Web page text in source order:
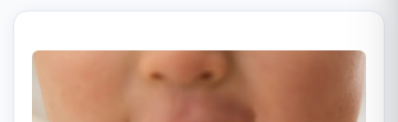
Italiano
Български